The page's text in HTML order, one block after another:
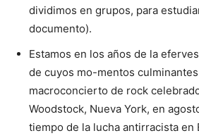
dividimos en grupos, para
documento).
Estamos en los años de la
de cuyos mo­-mentos
macroconcierto de rock
Woodstock, Nueva York, en
tiempo de la lucha antirracista en